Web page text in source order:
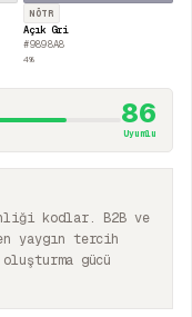
NÖTR
Açık Gri
#9898A8
4%
86
Uyumlu
kodlar. B2B ve
yaygın tercih
gücü